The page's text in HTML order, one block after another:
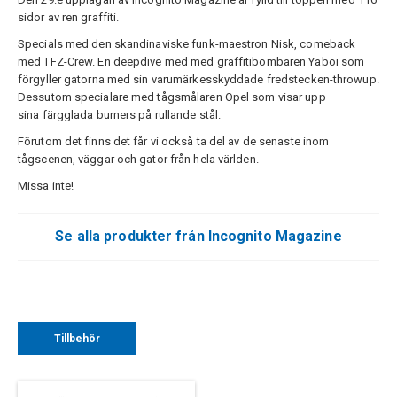
sidor av ren graffiti.
Specials med den skandinaviske funk-maestron Nisk, comeback
med TFZ-Crew. En deepdive med med graffitibombaren Yaboi som
förgyller gatorna med sin varumärkesskyddade fredstecken-throwup.
Dessutom specialare med tågsmålaren Opel som visar upp
sina färgglada burners på rullande stål.
Förutom det finns det får vi också ta del av de senaste inom
tågscenen, väggar och gator från hela världen.
Missa inte!
Se alla produkter från Incognito Magazine
Tillbehör